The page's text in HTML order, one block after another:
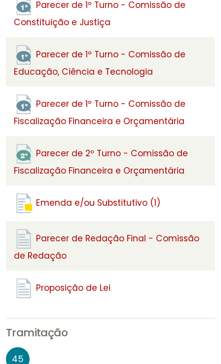
Parecer de 1º Turno - Comissão de
Constituição e Justiça
Parecer de 1º Turno - Comissão de
Educação, Ciência e Tecnologia
Parecer de 1º Turno - Comissão de
Fiscalização Financeira e Orçamentária
Parecer de 2º Turno - Comissão de
Fiscalização Financeira e Orçamentária
Emenda e/ou Substitutivo (1)
Parecer de Redação Final - Comissão
de Redação
Proposição de Lei
Tramitação
45